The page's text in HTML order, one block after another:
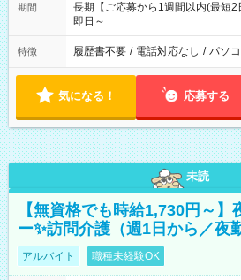
期間
長期【ご応募から1週間以内(最短2
即日～
特徴 履歴書不要 / 電話対応なし / パソ
気になる！ 応募する
未読
【無資格でも時給1,730円～
ー✨訪問介護（週1日から／夜
アルバイト 職種未経験OK